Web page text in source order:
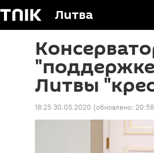
Литва
Литвы
18:25 30.05.2020 (обновлено: